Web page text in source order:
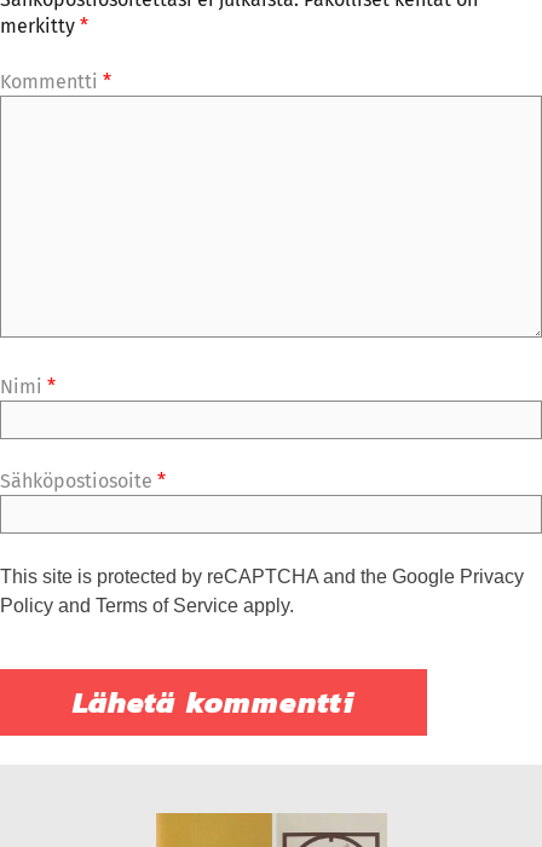
merkitty *
Kommentti *
Nimi *
Sähköpostiosoite *
This site is protected by reCAPTCHA and the Google Privacy
Policy and Terms of Service apply.